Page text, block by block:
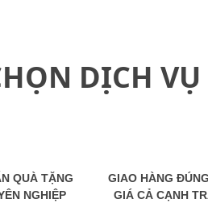
DỊCH
QUÀ TẶNG
NGHIỆP
GIAO HÀNG
GIÁ CẢ CẠNH